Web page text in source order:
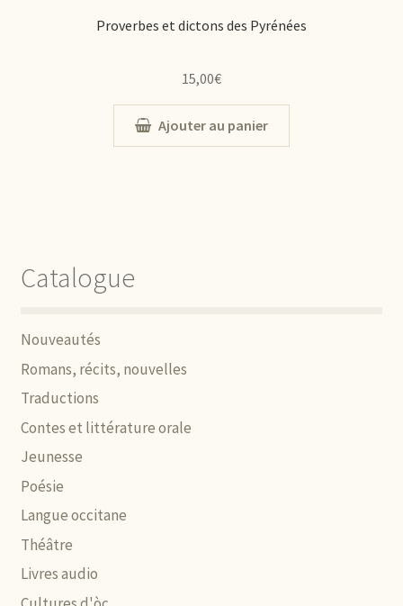
Proverbes et dictons des Pyrénées
15,00€
Ajouter au panier
Catalogue
Nouveautés
Romans, récits, nouvelles
Traductions
Contes et littérature orale
Jeunesse
Poésie
Langue occitane
Théâtre
Livres audio